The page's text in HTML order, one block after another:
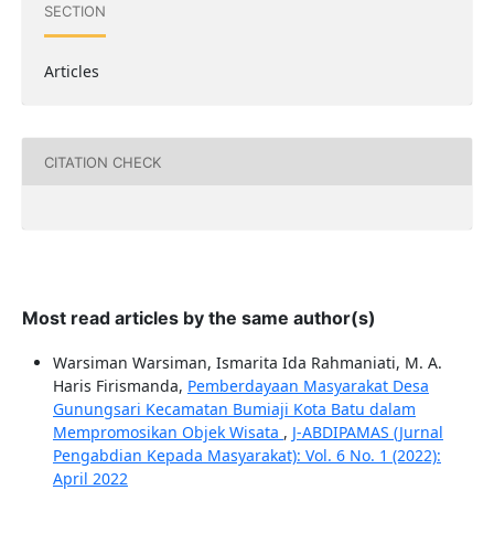
SECTION
Articles
CITATION CHECK
Most read articles by the same author(s)
Warsiman Warsiman, Ismarita Ida Rahmaniati, M. A.
Haris Firismanda, Pemberdayaan Masyarakat Desa
Gunungsari Kecamatan Bumiaji Kota Batu dalam
Mempromosikan Objek Wisata , J-ABDIPAMAS (Jurnal
Pengabdian Kepada Masyarakat): Vol. 6 No. 1 (2022):
April 2022